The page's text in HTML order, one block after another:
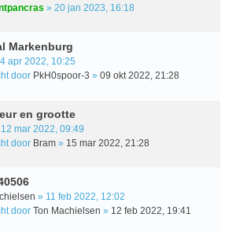
» 20 jan 2023, 16:18
Markenburg
apr 2022, 10:25
door PkH0spoor-3 » 09 okt 2022, 21:28
en grootte
mar 2022, 09:49
door Bram » 15 mar 2022, 21:28
» 11 feb 2022, 12:02
door Ton Machielsen » 12 feb 2022, 19:41